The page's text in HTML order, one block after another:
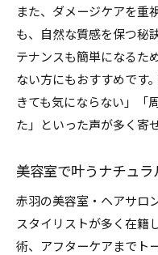
また、ダメージケアを重
も、自然な質感を保つ秘
テナンスも簡単になるた
ない方にもおすすめです
きても気にならない」「
た」といった声が多く寄
美容室で叶うナチュ
赤羽の美容室・ヘアサロ
スタイリストが多く在籍
術、アフターケアまでト